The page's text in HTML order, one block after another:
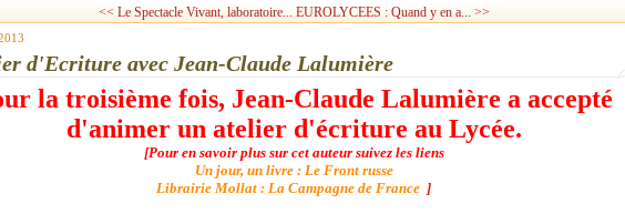
<< Le Spectacle Vivant, laboratoire... EUROLYCEES : Quand y en a... >>
d'Ecriture avec Jean-Claude Lalumière
la troisième fois, Jean-Claude Lalumière a accepté
d'animer un atelier d'écriture au Lycée.
[Pour en savoir plus sur cet auteur suivez les liens
Un jour, un livre : Le Front russe
Librairie Mollat : La Campagne de France ]